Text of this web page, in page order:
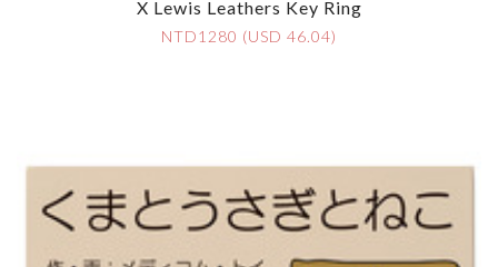
X Lewis Leathers Key Ring
NTD1280 (USD 46.04)